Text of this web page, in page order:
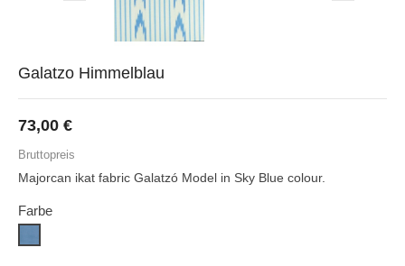
Galatzo Himmelblau
73,00 €
Bruttopreis
Majorcan ikat fabric Galatzó Model in Sky Blue colour.
Farbe